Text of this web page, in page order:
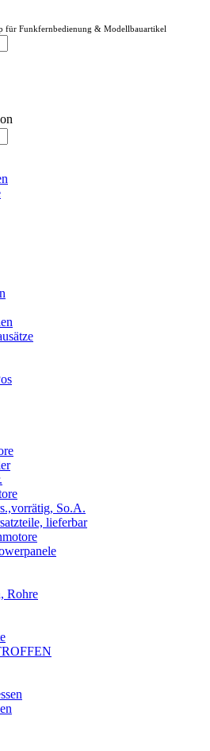
für Funkfernbedienung & Modellbauartikel
So.A.
lieferbar
Rohre